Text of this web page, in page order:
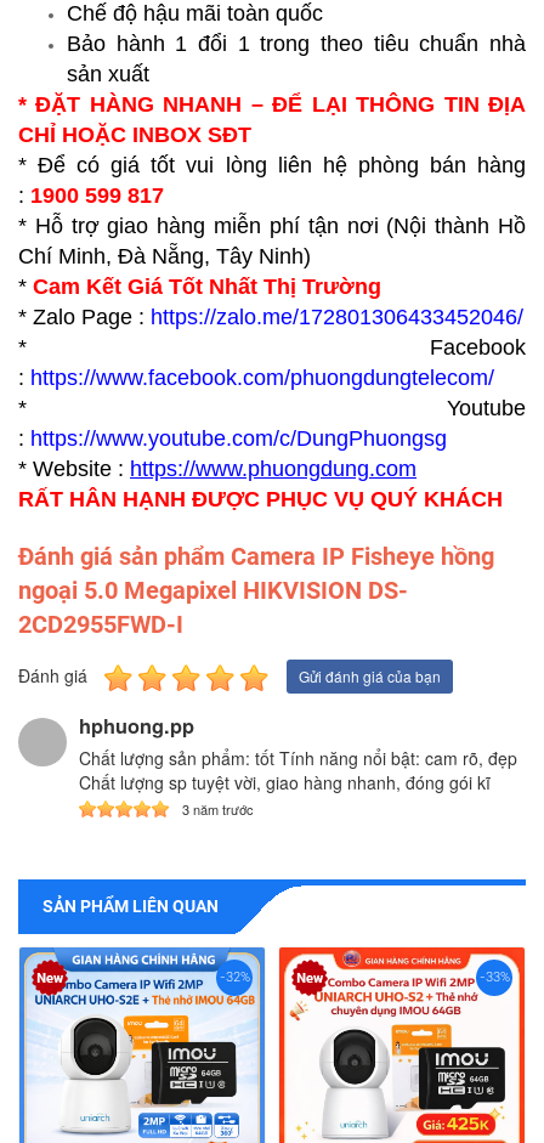
Chế độ hậu mãi toàn quốc
Bảo hành 1 đổi 1 trong theo tiêu chuẩn nhà
sản xuất
* ĐẶT HÀNG NHANH – ĐỂ LẠI THÔNG TIN ĐỊA
CHỈ HOẶC INBOX SĐT
* Để có giá tốt vui lòng liên hệ phòng bán hàng
: 1900 599 817
* Hỗ trợ giao hàng miễn phí tận nơi (Nội thành Hồ
Chí Minh, Đà Nẵng, Tây Ninh)
* Cam Kết Giá Tốt Nhất Thị Trường
* Zalo Page : https://zalo.me/172801306433452046/
* Facebook
: https://www.facebook.com/phuongdungtelecom/
* Youtube
: https://www.youtube.com/c/DungPhuongsg
* Website : https://www.phuongdung.com
RẤT HÂN HẠNH ĐƯỢC PHỤC VỤ QUÝ KHÁCH
Đánh giá sản phẩm Camera IP Fisheye hồng
ngoại 5.0 Megapixel HIKVISION DS-
2CD2955FWD-I
Đánh giá Gửi đánh giá của bạn
hphuong.pp
Chất lượng sản phẩm: tốt Tính năng nổi bật: cam rõ, đẹp
Chất lượng sp tuyệt vời, giao hàng nhanh, đóng gói kĩ
3 năm trước
SẢN PHẨM LIÊN QUAN
-32% -33%